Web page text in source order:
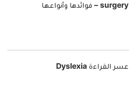
surgery – فوائدها وأنواعها
عسر القراءة Dyslexia